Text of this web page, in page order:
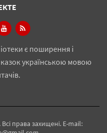
є поширення і
казок українською мовою
права захищені. E-mail: